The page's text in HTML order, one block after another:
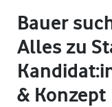
Bauer
Alles zu
& Konzept